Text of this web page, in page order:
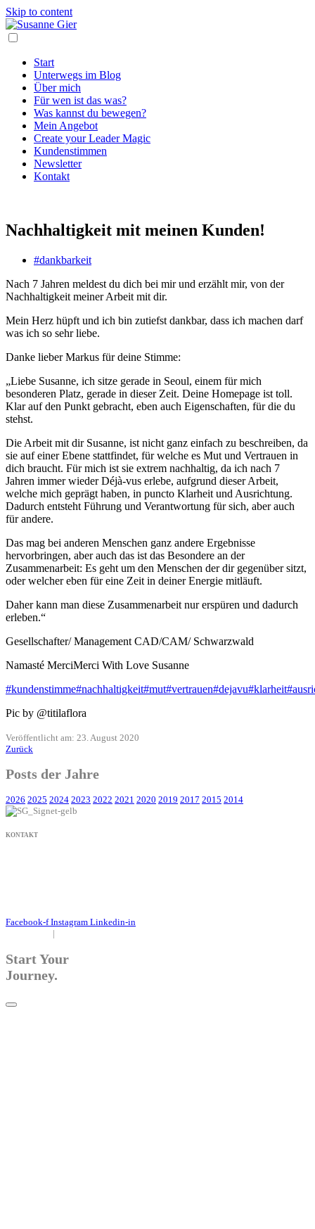
Skip to content
Start
Unterwegs im Blog
Über mich
Für wen ist das was?
Was kannst du bewegen?
Mein Angebot
Create your Leader Magic
Kundenstimmen
Newsletter
Kontakt
Nachhaltigkeit mit meinen Kunden!
#dankbarkeit
Nach 7 Jahren meldest du dich bei mir und erzählt mir, von der
Nachhaltigkeit meiner Arbeit mit dir.
Mein Herz hüpft und ich bin zutiefst dankbar, dass ich machen darf
was ich so sehr liebe.
Danke lieber Markus für deine Stimme:
„Liebe Susanne, ich sitze gerade in Seoul, einem für mich
besonderen Platz, gerade in dieser Zeit. Deine Homepage ist toll.
Klar auf den Punkt gebracht, eben auch Eigenschaften, für die du
stehst.
Die Arbeit mit dir Susanne, ist nicht ganz einfach zu beschreiben, da
sie auf einer Ebene stattfindet, für welche es Mut und Vertrauen in
dich braucht. Für mich ist sie extrem nachhaltig, da ich nach 7
Jahren immer wieder Déjà-vus erlebe, aufgrund dieser Arbeit,
welche mich geprägt haben, in puncto Klarheit und Ausrichtung.
Dadurch entsteht Führung und Verantwortung für sich, aber auch
für andere.
Das mag bei anderen Menschen ganz andere Ergebnisse
hervorbringen, aber auch das ist das Besondere an der
Zusammenarbeit: Es geht um den Menschen der dir gegenüber sitzt,
oder welcher eben für eine Zeit in deiner Energie mitläuft.
Daher kann man diese Zusammenarbeit nur erspüren und dadurch
erleben.“
Gesellschafter/ Management CAD/CAM/ Schwarzwald
Namasté MerciMerci With Love Susanne
#kundenstimme#nachhaltigkeit#mut#vertrauen#dejavu#klarheit
Pic by @titilaflora
Veröffentlicht am: 23. August 2020
Zurück
Posts der Jahre
2026 2025 2024 2023 2022 2021 2020 2019 2017 2015 2014
KONTAKT
Facebook-f Instagram Linkedin-in
|
Start Your
Journey.